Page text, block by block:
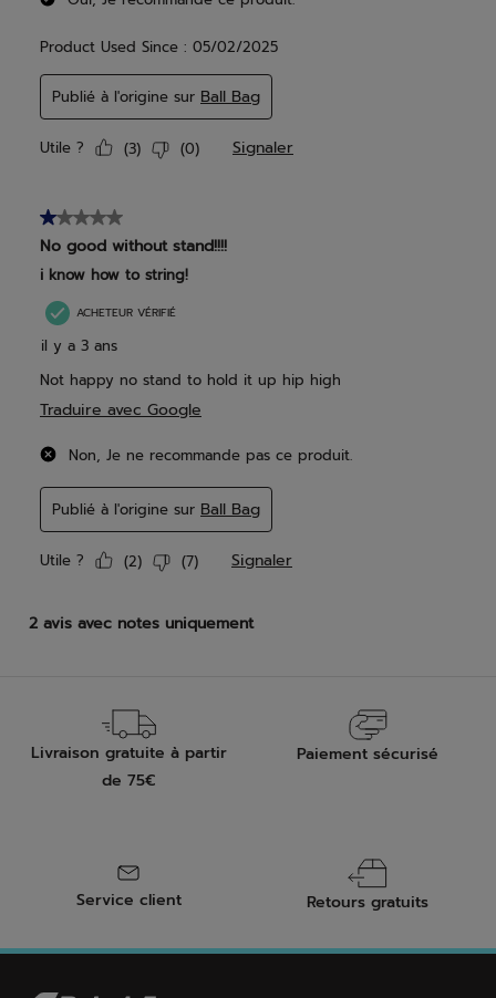
Livraison gratuite à partir
de 75€
Paiement sécurisé
Service client Retours gratuits